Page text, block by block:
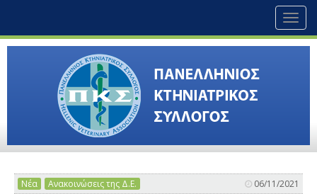
Νέα Ανακοινώσεις της Δ.Ε. 06/11/2021